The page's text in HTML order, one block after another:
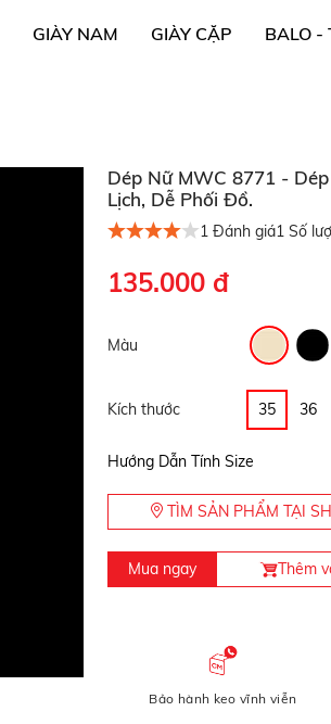
GIÀY NAM GIÀY CẶP BALO -
Dép Nữ MWC 8771 -
Lịch, Dễ Phối Đồ.
1 Đánh giá1 Số
135.000 đ
Màu
Kích thước 35 36
Hướng Dẫn Tính Size
TÌM SẢN PHẨM TẠI
Mua ngay Thêm
Bảo hành keo vĩnh viễn